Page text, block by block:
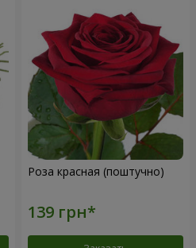
Роза красная (поштучно)